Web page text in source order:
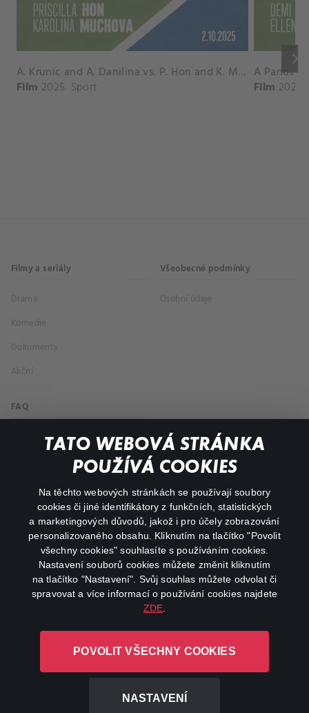
TATO WEBOVÁ STRÁNKA
POUŽÍVÁ COOKIES
Na těchto webových stránkách se používají soubory
cookies či jiné identifikátory z funkčních, statistických
a marketingových důvodů, jakož i pro účely zobrazování
personalizovaného obsahu. Kliknutím na tlačítko "Povolit
všechny cookies" souhlasíte s používáním cookies.
Nastavení souborů cookies můžete změnit kliknutím
na tlačítko "Nastavení". Svůj souhlas můžete odvolat či
spravovat a více informací o používání cookies najdete
ZDE
POVOLIT VŠECHNY COOKIES
NASTAVENÍ
keyboard_arrow_right
A. Krunic and A. Danilina vs. P. Hon and K. Muchova Match Highlights - BEIJING_Capital Group Diamond ( October 02, 2025)
Film 2025 Sport Film 2026
Filmy a seriály
Drama
Komedie
Dokumenty
Akční
Všeobecné podmínky
Osobní údaje
FAQ
Můj účet
Důležité odkazy
facebookinstagram
youtube
L-1246 Luxembourg R.C.S.